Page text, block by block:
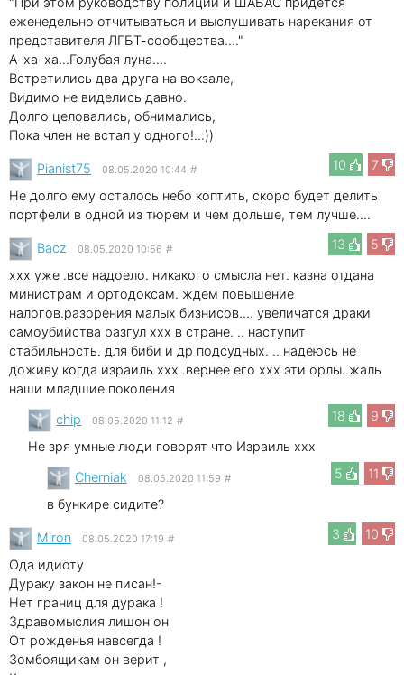
еженедельно отчитываться и выслушивать нарекания от
представителя ЛГБТ-сообщества...."
А-ха-ха...Голубая луна.…
Встретились два друга на вокзале,
Видимо не виделись давно.
Долго целовались, обнимались,
Пока член не встал у одного!..:))
10
7
Pianist75 08.05.2020 10:44 #
Не долго ему осталось небо коптить, скоро будет делить
портфели в одной из тюрем и чем дольше, тем лучше....
13
5
Bacz 08.05.2020 10:56 #
xxx уже .все надоело. никакого смысла нет. казна отдана
министрам и ортодоксам. ждем повышение
налогов.разорения малых бизнисов.... увеличатся драки
самоубийства разгул xxx в стране. .. наступит
стабильность. для биби и др подсудных. .. надеюсь не
доживу когда израиль xxx .вернее его xxx эти орлы..жаль
наши младшие поколения
18
9
chip 08.05.2020 11:12 #
Не зря умные люди говорят что Израиль ххх
5
11
Cherniak 08.05.2020 11:59 #
в бункире сидите?
3
10
Miron 08.05.2020 17:19 #
Ода идиоту
Дураку закон не писан!-
Нет границ для дурака !
Здравомыслия лишон он
От рожденья навсегда !
Зомбоящикам он верит ,